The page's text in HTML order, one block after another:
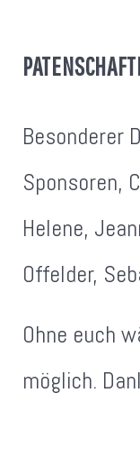
Besonderer
Sponsoren,
Helene,
Offelder,
Ohne euch
möglich.